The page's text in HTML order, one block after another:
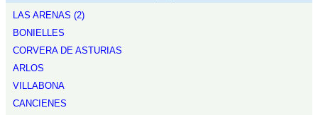
LAS ARENAS (2)
BONIELLES
CORVERA DE ASTURIAS
ARLOS
VILLABONA
CANCIENES